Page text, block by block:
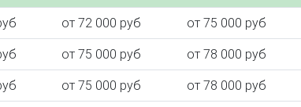
от 72 000 руб от 75 000 руб
от 75 000 руб от 78 000 руб
от 75 000 руб от 78 000 руб